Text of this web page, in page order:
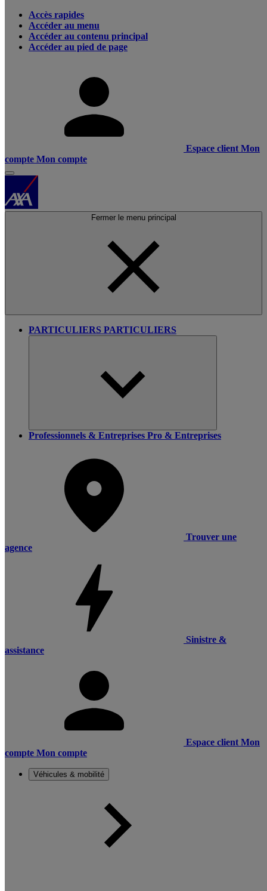
Accès rapides
Accéder au menu
Accéder au contenu principal
Accéder au pied de page
Espace client Mon
compte Mon compte
Fermer le menu principal
PARTICULIERS PARTICULIERS
Professionnels & Entreprises Pro & Entreprises
Trouver une
agence
Sinistre &
assistance
Espace client Mon
compte Mon compte
Véhicules & mobilité